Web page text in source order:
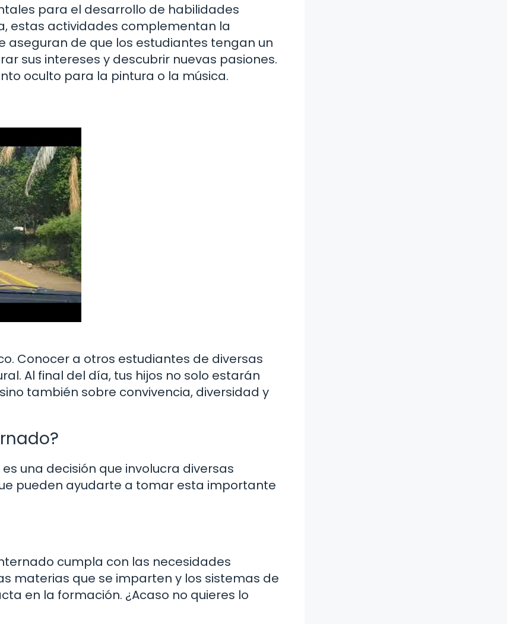
para el desarrollo de habilidades
estas actividades complementan la
aseguran de que los estudiantes tengan un
sus intereses y descubrir nuevas pasiones.
oculto para la pintura o la música.
Conocer a otros estudiantes de diversas
Al final del día, tus hijos no solo estarán
también sobre convivencia, diversidad y
una decisión que involucra diversas
pueden ayudarte a tomar esta importante
cumpla con las necesidades
materias que se imparten y los sistemas de
en la formación. ¿Acaso no quieres lo